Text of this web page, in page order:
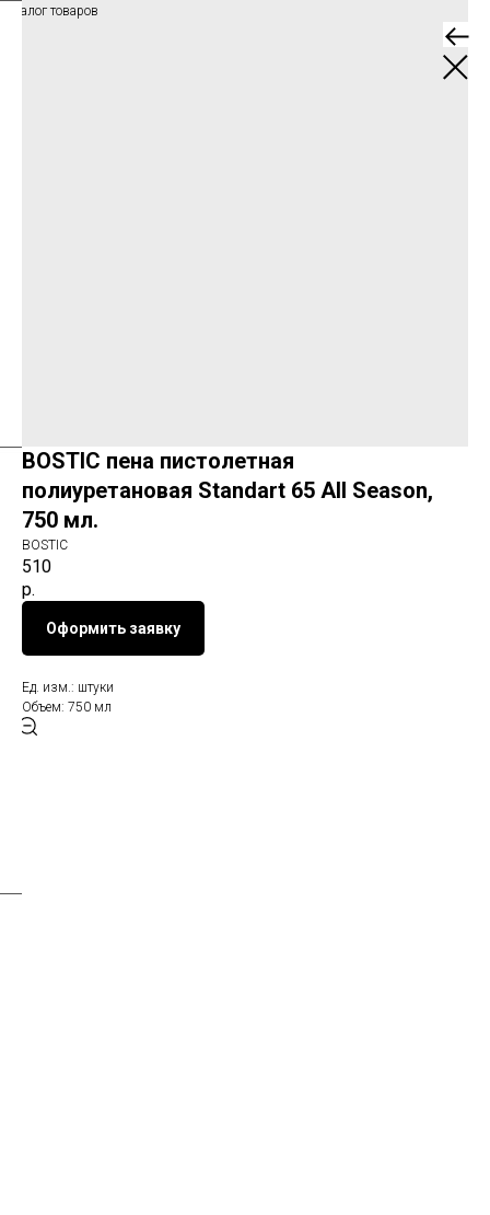
Каталог товаров
BOSTIC пена пистолетная
полиуретановая Standart 65 All Season,
750 мл.
BOSTIC
510
р.
Оформить заявку
Ед. изм.: штуки
Объем: 750 мл